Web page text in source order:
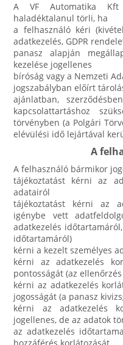
A VF Automatika
haladéktalanul törli, ha
a felhasználó kéri
adatkezelés, GDPR
panasz alapján
kezelése jogellenes
bíróság vagy a Nemzeti
jogszabályban előírt
ajánlatban,
kapcsolattartáshoz
törvényben (a Polgári
elévülési idő lejártával
A
A felhasználó bármikor
tájékoztatást kérni az
adatairól
tájékoztatást kérni az
igénybe vett
adatkezelés
időtartamáról)
kérni a kezelt személyes
kérni az adatkezelés
pontosságát (az
kérni az adatkezelés
jogosságát (a panasz
kérni az adatkezelés
jogellenes, de az adatok
az adatkezelés